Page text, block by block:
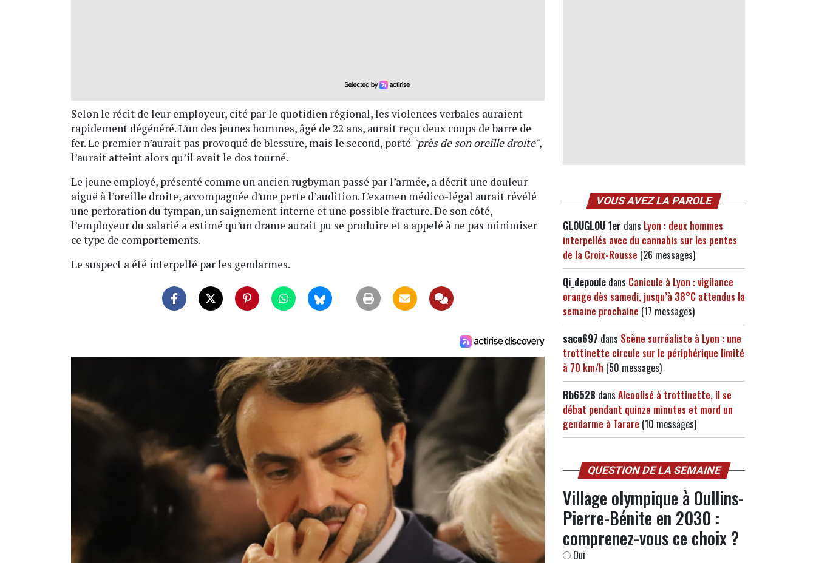
Selon le récit de leur employeur, cité par le quotidien régional, les violences verbales auraient
rapidement dégénéré. L’un des jeunes hommes, âgé de 22 ans, aurait reçu deux coups de barre de
fer. Le premier n’aurait pas provoqué de blessure, mais le second, porté "près de son oreille droite",
l’aurait atteint alors qu’il avait le dos tourné.
Le jeune employé, présenté comme un ancien rugbyman passé par l’armée, a décrit une douleur
aiguë à l’oreille droite, accompagnée d’une perte d’audition. L'examen médico-légal aurait révélé
une perforation du tympan, un saignement interne et une possible fracture. De son côté,
l’employeur du salarié a estimé qu’un drame aurait pu se produire et a appelé à ne pas minimiser
ce type de comportements.
Le suspect a été interpellé par les gendarmes.
VOUS AVEZ LA PAROLE
GLOUGLOU 1er dans Lyon : deux hommes
interpellés avec du cannabis sur les pentes
de la Croix-Rousse (26 messages)
Qi_depoule dans Canicule à Lyon : vigilance
orange dès samedi, jusqu’à 38°C attendus la
semaine prochaine (17 messages)
saco697 dans Scène surréaliste à Lyon : une
trottinette circule sur le périphérique limité
à 70 km/h (50 messages)
Rb6528 dans Alcoolisé à trottinette, il se
débat pendant quinze minutes et mord un
gendarme à Tarare (10 messages)
QUESTION DE LA SEMAINE
Village olympique à Oullins-
Pierre-Bénite en 2030 :
comprenez-vous ce choix ?
Oui